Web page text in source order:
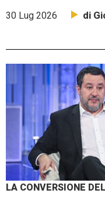
30 Lug 2026 di
LA CONVERSIONE